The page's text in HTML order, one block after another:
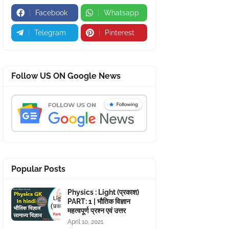
Facebook Whatsapp
Telegram Pinterest
Follow US ON Google News
Popular Posts
Physics : Light (प्रकाश)
PART: 1 | भौतिक विज्ञान
महत्वपूर्ण प्रश्न एवं उत्तर
April 10, 2021